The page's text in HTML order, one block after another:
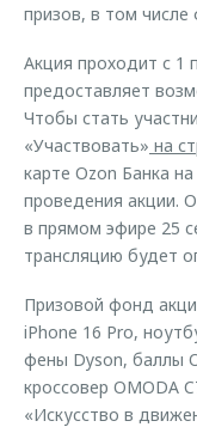
Трейд-ин
Калькулятор трейд-
Оригинальные
Запчасти
призов, в том числе
Акция проходит с 1
предоставляет
Чтобы стать
«Участвовать» на
карте Ozon Банка
проведения акции.
в прямом эфире 25
трансляцию будет
Призовой фонд
iPhone 16 Pro,
фены Dyson, баллы
кроссовер OMODA
«Искусство в